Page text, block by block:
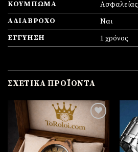
ΚΟΎΜΠΩΜΑ
Ασφαλείας
ΑΔΙΆΒΡΟΧΟ
Ναι
ΕΓΓΎΗΣΗ
1 χρόνος
ΣΧΕΤΙΚΆ ΠΡΟΪΌΝΤΑ
Πρόσθήκη